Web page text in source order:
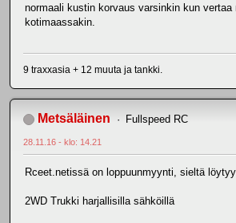
normaali kustin korvaus varsinkin kun
kotimaassakin.
9 traxxasia + 12 muuta ja tankki.
Metsäläinen Fullspeed RC
28.11.16 - klo: 14.21
Rceet.netissä on loppuunmyynti, sieltä
2WD Trukki harjallisilla sähköillä